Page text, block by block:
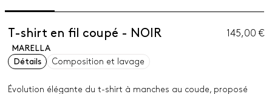
T-shirt en fil coupé - NOIR 145,00 €
MARELLA
Détails
Composition et lavage
Évolution élégante du t-shirt à manches au coude, proposé